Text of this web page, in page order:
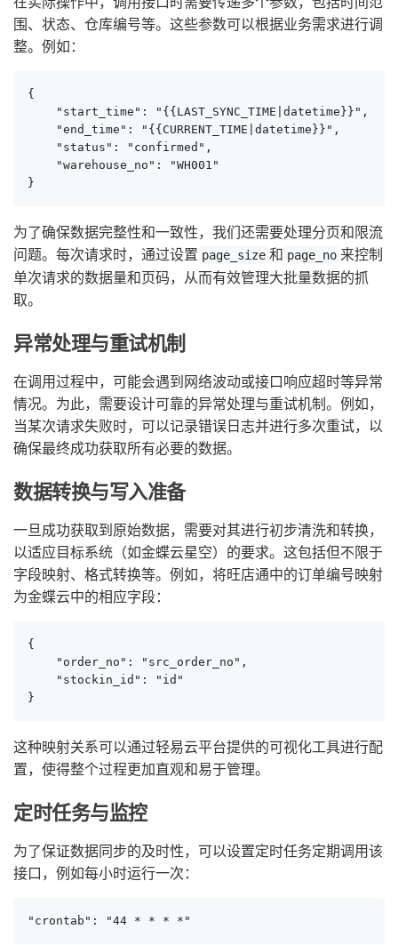
围、状态、仓库编号等。这些参数可以根据业务需求进行调
整。例如：
{
    "start_time": "{{LAST_SYNC_TIME|datetime}}",
    "end_time": "{{CURRENT_TIME|datetime}}",
    "status": "confirmed",
    "warehouse_no": "WH001"
}
为了确保数据完整性和一致性，我们还需要处理分页和限流
问题。每次请求时，通过设置 page_size 和 page_no 来控制
单次请求的数据量和页码，从而有效管理大批量数据的抓
取。
异常处理与重试机制
在调用过程中，可能会遇到网络波动或接口响应超时等异常
情况。为此，需要设计可靠的异常处理与重试机制。例如，
当某次请求失败时，可以记录错误日志并进行多次重试，以
确保最终成功获取所有必要的数据。
数据转换与写入准备
一旦成功获取到原始数据，需要对其进行初步清洗和转换，
以适应目标系统（如金蝶云星空）的要求。这包括但不限于
字段映射、格式转换等。例如，将旺店通中的订单编号映射
为金蝶云中的相应字段：
{
    "order_no": "src_order_no",
    "stockin_id": "id"
}
这种映射关系可以通过轻易云平台提供的可视化工具进行配
置，使得整个过程更加直观和易于管理。
定时任务与监控
为了保证数据同步的及时性，可以设置定时任务定期调用该
接口，例如每小时运行一次：
"crontab": "44 * * * *"